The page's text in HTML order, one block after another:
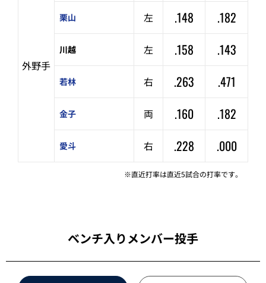
外野手
栗山 左 .148 .182
川越 左 .158 .143
若林 右 .263 .471
金子 両 .160 .182
愛斗 右 .228 .000
※直近打率は直近5試合の打率です。
ベンチ入りメンバー投手